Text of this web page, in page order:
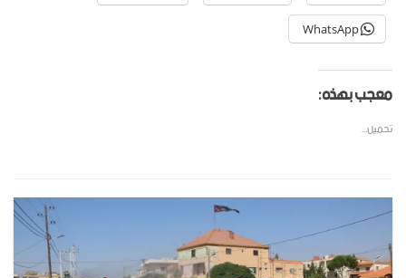
WhatsApp
معجب بهذه:
تحميل...